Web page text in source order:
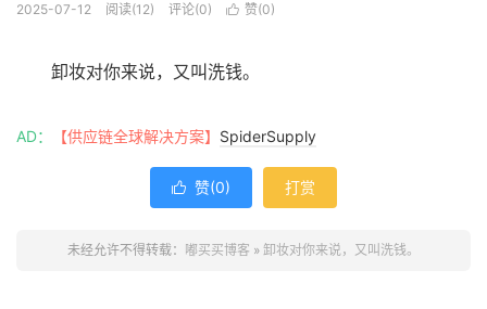
2025-07-12 阅读(12) 评论(0)  赞(0)
卸妆对你来说，又叫洗钱。
AD： 【供应链全球解决方案】 SpiderSupply
 赞(0) 打赏
未经允许不得转载： 嘟买买博客 » 卸妆对你来说，又叫洗钱。